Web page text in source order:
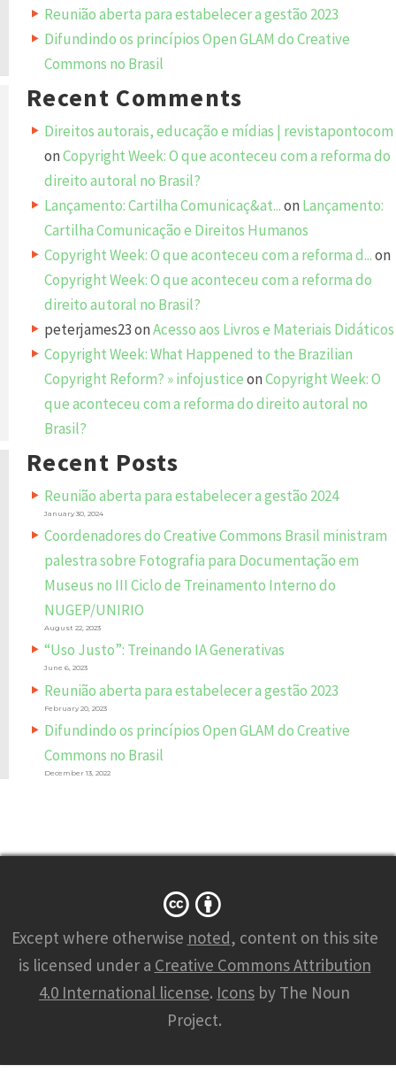
Reunião aberta para estabelecer a gestão 2023
Difundindo os princípios Open GLAM do Creative
Commons no Brasil
Recent Comments
Direitos autorais, educação e mídias | revistapontocom
onCopyright Week: O que aconteceu com a reforma do
direito autoral no Brasil?
Lançamento: Cartilha Comunicaç&at...on Lançamento:
Cartilha Comunicação e Direitos Humanos
Copyright Week: O que aconteceu com a reforma d...on
Copyright Week: O que aconteceu com a reforma do
direito autoral no Brasil?
peterjames23onAcesso aos Livros e Materiais Didáticos
Copyright Week: What Happened to the Brazilian
Copyright Reform? » infojusticeonCopyright Week: O
que aconteceu com a reforma do direito autoral no
Brasil?
Recent Posts
Reunião aberta para estabelecer a gestão 2024
January 30, 2024
Coordenadores do Creative Commons Brasil ministram
palestra sobre Fotografia para Documentação em
Museus no III Ciclo de Treinamento Interno do
NUGEP/UNIRIO
August 22, 2023
“Uso Justo”: Treinando IA Generativas
June 6, 2023
Reunião aberta para estabelecer a gestão 2023
February 20, 2023
Difundindo os princípios Open GLAM do Creative
Commons no Brasil
December 13, 2022
Except where otherwise noted, content on this site
is licensed under a Creative Commons Attribution
4.0 International license. Icons by The Noun
Project.